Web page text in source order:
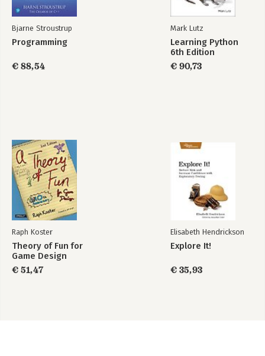
Bjarne Stroustrup
Programming
€ 88,54
Mark Lutz
Learning Python
6th Edition
€ 90,73
Raph Koster
Theory of Fun for
Game Design
€ 51,47
Elisabeth Hendrickson
Explore It!
€ 35,93